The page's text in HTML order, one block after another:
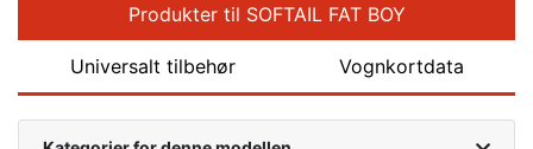
Produkter til SOFTAIL FAT BOY
Universalt tilbehør Vognkortdata